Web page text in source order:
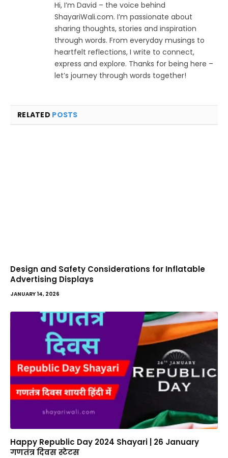
Hi, I’m David – the voice behind
ShayariWali.com. I’m passionate about
sharing thoughts, stories and inspiration
through words. From everyday musings to
heartfelt reflections, I write to connect,
express and explore. Thanks for being here –
let’s journey through words together!
RELATED POSTS
Design and Safety Considerations for Inflatable
Advertising Displays
JANUARY 14, 2026
Happy Republic Day 2024 Shayari | 26 January
गणतंत्र दिवस स्टेटस